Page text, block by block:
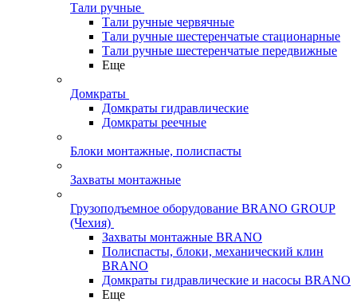
Тали ручные
Тали ручные червячные
Тали ручные шестеренчатые стационарные
Тали ручные шестеренчатые передвижные
Еще
Домкраты
Домкраты гидравлические
Домкраты реечные
Блоки монтажные, полиспасты
Захваты монтажные
Грузоподъемное оборудование BRANO GROUP
(Чехия)
Захваты монтажные BRANO
Полиспасты, блоки, механический клин
BRANO
Домкраты гидравлические и насосы BRANO
Еще